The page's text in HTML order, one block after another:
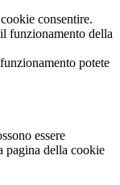
consentire.
funzionamento della
potete
essere
pagina della cookie